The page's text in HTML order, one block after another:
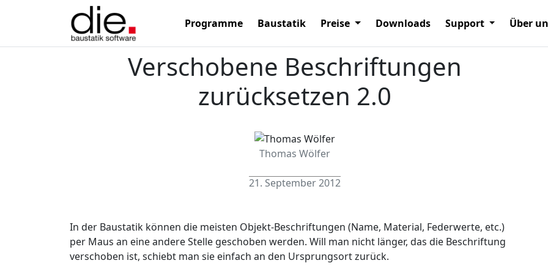
Programme Baustatik Preise Downloads Support Über
Verschobene Beschriftungen
zurücksetzen 2.0
Thomas Wölfer
21. September 2012
In der Baustatik können die meisten Objekt-Beschriftungen (Name, Material, Federwerte, etc.)
per Maus an eine andere Stelle geschoben werden. Will man nicht länger, das die Beschriftung
verschoben ist, schiebt man sie einfach an den Ursprungsort zurück.